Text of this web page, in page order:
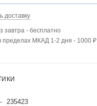
доставку
завтра - бесплатно
пределах МКАД 1-2 дня - 1000 ₽
235423